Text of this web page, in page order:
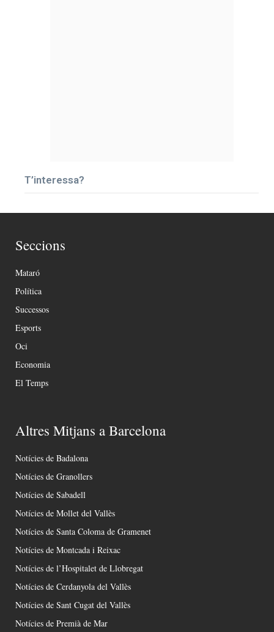
T’interessa?
Seccions
Mataró
Política
Successos
Esports
Oci
Economia
El Temps
Altres Mitjans a Barcelona
Notícies de Badalona
Notícies de Granollers
Notícies de Sabadell
Notícies de Mollet del Vallès
Notícies de Santa Coloma de Gramenet
Notícies de Montcada i Reixac
Notícies de l’Hospitalet de Llobregat
Notícies de Cerdanyola del Vallès
Notícies de Sant Cugat del Vallès
Notícies de Premià de Mar